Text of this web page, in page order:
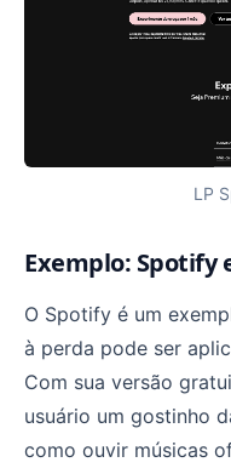
LP
Exemplo: Spotify
O Spotify é um
à perda pode ser
Com sua versão
usuário um gostinho
como ouvir músicas